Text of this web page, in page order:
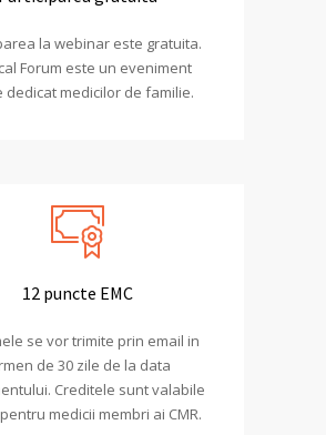
la webinar este gratuita.
Forum este un eveniment
dedicat medicilor de familie.
12 puncte EMC
se vor trimite prin email in
de 30 zile de la data
Creditele sunt valabile
medicii membri ai CMR.